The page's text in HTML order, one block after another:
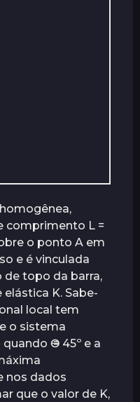
comprimento L =
o ponto A em
e é vinculada
de topo da barra,
K. Sabe-
local tem
o sistema
Ө = 45º e a
nos dados
que o valor de K,